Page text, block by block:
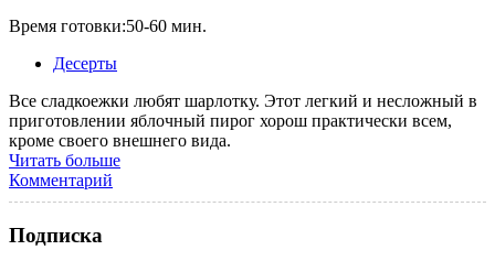
Время готовки:50-60 мин.
Десерты
Все сладкоежки любят шарлотку. Этот легкий и несложный в
приготовлении яблочный пирог хорош практически всем,
кроме своего внешнего вида.
Читать больше
Комментарий
Подписка